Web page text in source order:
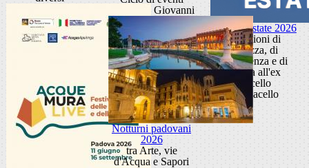
Porta San Giovanni
Padova Estate 2026
Occasioni di
bellezza, di
conoscenza e di
cultura all'ex
Macello
Ex Macello
Notturni padovani
2026
tra Arte, vie
d'Acqua e Sapori